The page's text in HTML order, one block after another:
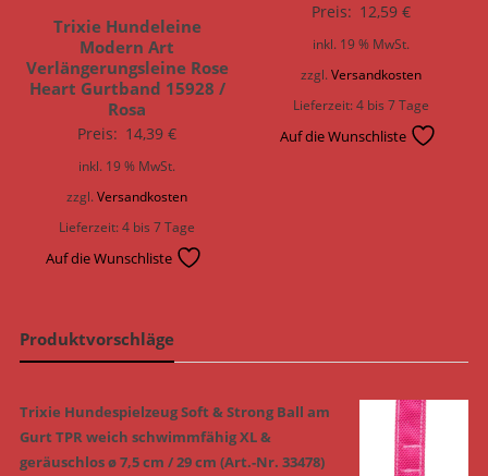
Trixie Hundeleine
Modern Art
Verlängerungsleine Rose
Heart Gurtband 15928 /
Rosa
Preis: 14,39€
inkl. 19 % MwSt.
zzgl.Versandkosten
Lieferzeit:4 bis 7 Tage
Auf die Wunschliste
Preis: 12,59 €
inkl. 19 % MwSt.
zzgl.Versandkosten
Lieferzeit:4 bis 7 Tage
Auf die Wunschliste
Produktvorschläge
Trixie Hundespielzeug Soft & Strong Ball am
Gurt TPR weich schwimmfähig XL &
geräuschlos ø 7,5 cm / 29 cm (Art.-Nr. 33478)